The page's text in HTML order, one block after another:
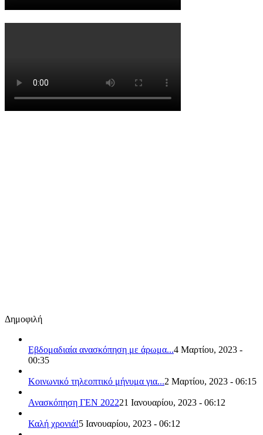
Δημοφιλή
Εβδομαδιαία ανασκόπηση με άρωμα...4 Μαρτίου, 2023 -
00:35
Κοινωνικό τηλεοπτικό μήνυμα για...2 Μαρτίου, 2023 - 06:15
Ανασκόπηση ΓΕΝ 202221 Ιανουαρίου, 2023 - 06:12
Καλή χρονιά!5 Ιανουαρίου, 2023 - 06:12